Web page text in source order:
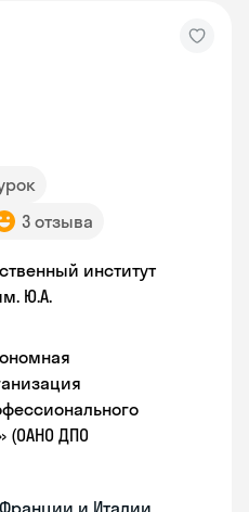
3 отзыва
институт
Ю.А.
(ОАНО ДПО
и Италии